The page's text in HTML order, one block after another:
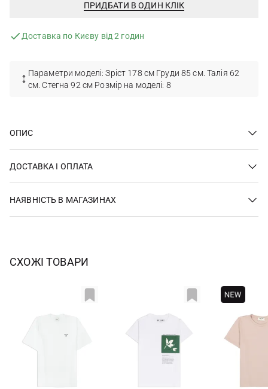
ПРИДБАТИ В ОДИН КЛІК
Доставка по Києву від 2 годин
Параметри моделі: Зріст 178 см Груди 85 см. Талія 62
см. Стегна 92 см Розмір на моделі: 8
ОПИС
ДОСТАВКА І ОПЛАТА
НАЯВНІСТЬ В МАГАЗИНАХ
СХОЖІ ТОВАРИ